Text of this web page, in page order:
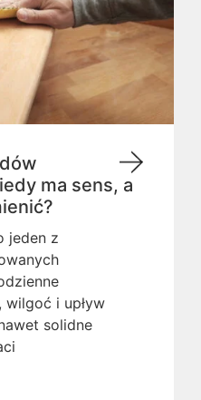
ma sens, a
jeden z
wilgoć i upływ
solidne